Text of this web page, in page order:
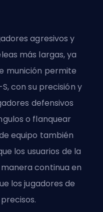
agresivos y
más largas, ya
munición permite
con su precisión y
defensivos
o flanquear
equipo también
los usuarios de la
continua en
los jugadores de